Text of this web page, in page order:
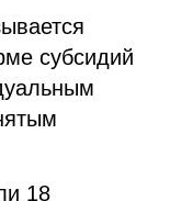
субсидий
18